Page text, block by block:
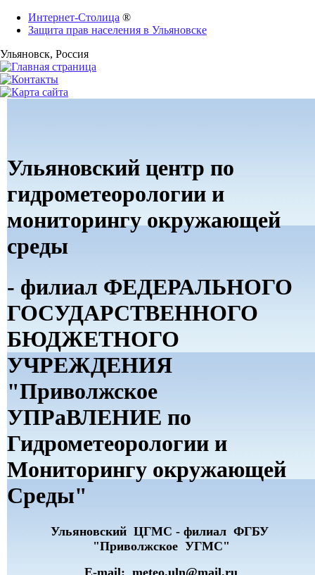
Интернет-Столица ®
Защита прав населения в Ульяновске
Ульяновск, Россия
Ульяновский центр по
гидрометеорологии и
мониторингу окружающей
среды
- филиал ФЕДЕРАЛЬНОГО
ГОСУДАРСТВЕННОГО
БЮДЖЕТНОГО
УЧРЕЖДЕНИЯ
"Приволжское
УПРаВЛЕНИЕ по
Гидрометеорологии и
Мониторингу окружающей
Среды"
Ульяновский ЦГМС - филиал ФГБУ
"Приволжское УГМС"
E-mail: meteo.uln@mail.ru